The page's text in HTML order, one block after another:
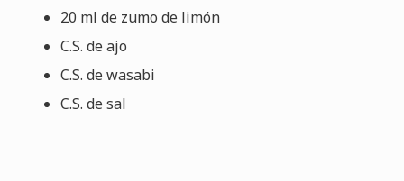
20 ml de zumo de limón
C.S. de ajo
C.S. de wasabi
C.S. de sal